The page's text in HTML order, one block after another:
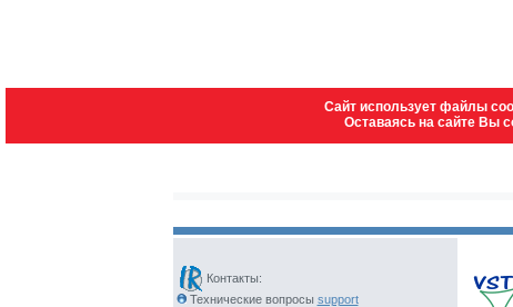
Контакты:
Технические вопросы support
Сайт использует файлы
Оставаясь на сайте Вы